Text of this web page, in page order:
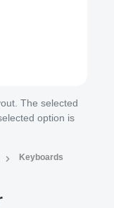
The selected
option is
Keyboards